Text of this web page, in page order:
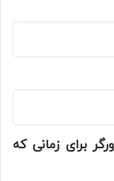
برای زمانی که